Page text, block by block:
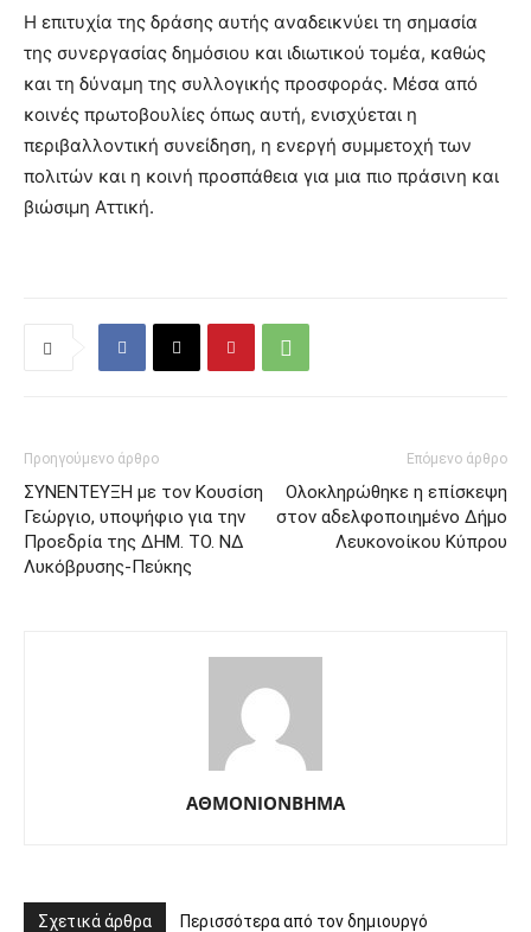
Η επιτυχία της δράσης αυτής αναδεικνύει τη σημασία
της συνεργασίας δημόσιου και ιδιωτικού τομέα, καθώς
και τη δύναμη της συλλογικής προσφοράς. Μέσα από
κοινές πρωτοβουλίες όπως αυτή, ενισχύεται η
περιβαλλοντική συνείδηση, η ενεργή συμμετοχή των
πολιτών και η κοινή προσπάθεια για μια πιο πράσινη και
βιώσιμη Αττική.
Προηγούμενο άρθρο
ΣΥΝΕΝΤΕΥΞΗ με τον Κουσίση
Γεώργιο, υποψήφιο για την
Προεδρία της ΔΗΜ. ΤΟ. ΝΔ
Λυκόβρυσης-Πεύκης
Επόμενο άρθρο
Ολοκληρώθηκε η επίσκεψη
στον αδελφοποιημένο Δήμο
Λευκονοίκου Κύπρου
ΑΘΜΟΝΙΟΝΒΗΜΑ
Σχετικά άρθρα Περισσότερα από τον δημιουργό